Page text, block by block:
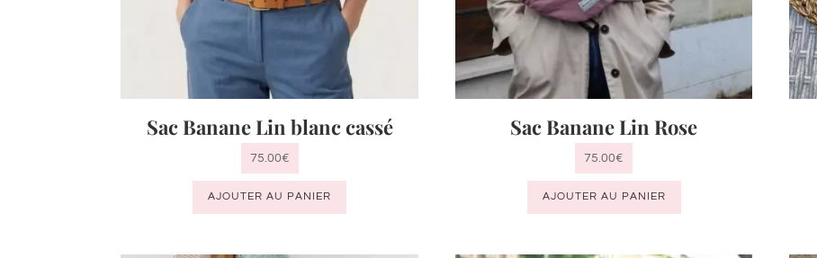
Sac Banane Lin blanc cassé
75.00€
AJOUTER AU PANIER
Sac Banane Lin Rose
75.00€
AJOUTER AU PANIER